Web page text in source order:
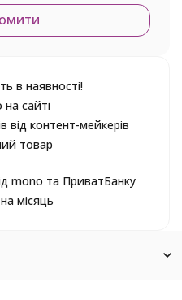
в наявності!
сайті
від контент-мейкерів
товар
mono та ПриватБанку
місяць